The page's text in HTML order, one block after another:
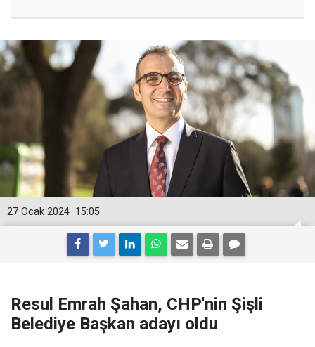
15:05
27 Ocak 2024
Resul Emrah Şahan, CHP'nin Şişli
Belediye Başkan adayı oldu